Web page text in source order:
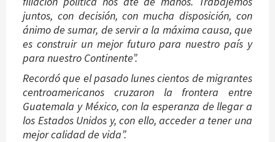
juntos, con decisión, con mucha disposición, con
ánimo de sumar, de servir a la máxima causa, que
es construir un mejor futuro para nuestro país y
para nuestro Continente”.
Recordó que el pasado lunes cientos de migrantes
centroamericanos cruzaron la frontera entre
Guatemala y México, con la esperanza de llegar a
los Estados Unidos y, con ello, acceder a tener una
mejor calidad de vida”.